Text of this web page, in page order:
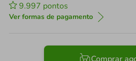
9.997 pontos
Ver formas de pagamento